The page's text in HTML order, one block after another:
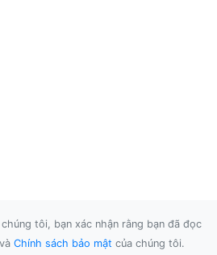
tôi, bạn xác nhận rằng bạn đã đọc
và Chính sách bảo mật của chúng tôi.